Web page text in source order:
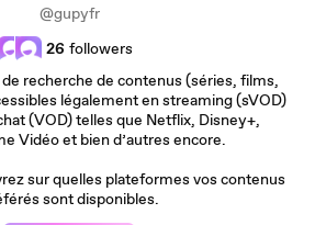
@gupyfr
26 followers
recherche de contenus (séries, films,
légalement en streaming (sVOD)
(VOD) telles que Netflix, Disney+,
Vidéo et bien d’autres encore.
sur quelles plateformes vos contenus
sont disponibles.